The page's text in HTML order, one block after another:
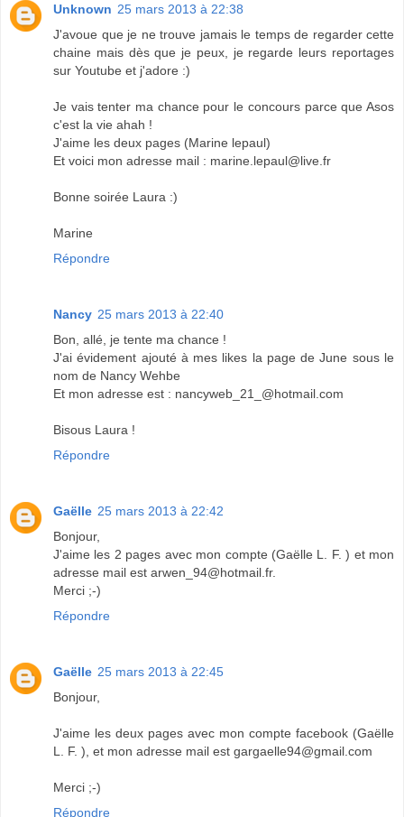
Unknown 25 mars 2013 à 22:38
J'avoue que je ne trouve jamais le temps de regarder cette
chaine mais dès que je peux, je regarde leurs reportages
sur Youtube et j'adore :)
Je vais tenter ma chance pour le concours parce que Asos
c'est la vie ahah !
J'aime les deux pages (Marine lepaul)
Et voici mon adresse mail : marine.lepaul@live.fr
Bonne soirée Laura :)
Marine
Répondre
Nancy 25 mars 2013 à 22:40
Bon, allé, je tente ma chance !
J'ai évidement ajouté à mes likes la page de June sous le
nom de Nancy Wehbe
Et mon adresse est : nancyweb_21_@hotmail.com
Bisous Laura !
Répondre
Gaëlle 25 mars 2013 à 22:42
Bonjour,
J'aime les 2 pages avec mon compte (Gaëlle L. F. ) et mon
adresse mail est arwen_94@hotmail.fr.
Merci ;-)
Répondre
Gaëlle 25 mars 2013 à 22:45
Bonjour,
J'aime les deux pages avec mon compte facebook (Gaëlle
L. F. ), et mon adresse mail est gargaelle94@gmail.com
Merci ;-)
Répondre